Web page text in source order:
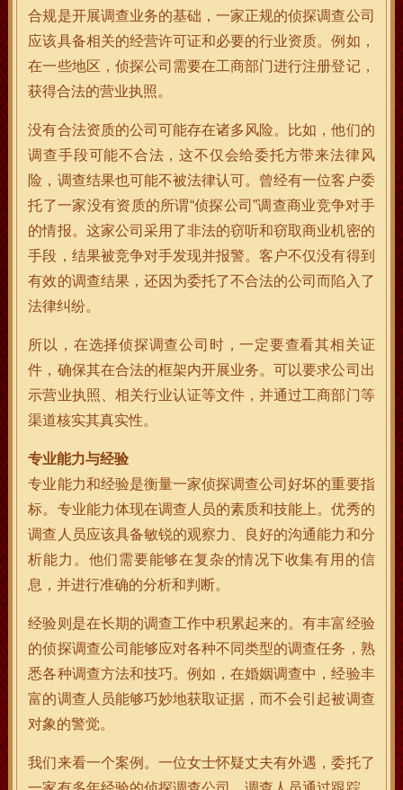
合规是开展调查业务的基础，一家正规的侦探调查公司
应该具备相关的经营许可证和必要的行业资质。例如，
在一些地区，侦探公司需要在工商部门进行注册登记，
获得合法的营业执照。
没有合法资质的公司可能存在诸多风险。比如，他们的
调查手段可能不合法，这不仅会给委托方带来法律风
险，调查结果也可能不被法律认可。曾经有一位客户委
托了一家没有资质的所谓“侦探公司”调查商业竞争对手
的情报。这家公司采用了非法的窃听和窃取商业机密的
手段，结果被竞争对手发现并报警。客户不仅没有得到
有效的调查结果，还因为委托了不合法的公司而陷入了
法律纠纷。
所以，在选择侦探调查公司时，一定要查看其相关证
件，确保其在合法的框架内开展业务。可以要求公司出
示营业执照、相关行业认证等文件，并通过工商部门等
渠道核实其真实性。
专业能力与经验
专业能力和经验是衡量一家侦探调查公司好坏的重要指
标。专业能力体现在调查人员的素质和技能上。优秀的
调查人员应该具备敏锐的观察力、良好的沟通能力和分
析能力。他们需要能够在复杂的情况下收集有用的信
息，并进行准确的分析和判断。
经验则是在长期的调查工作中积累起来的。有丰富经验
的侦探调查公司能够应对各种不同类型的调查任务，熟
悉各种调查方法和技巧。例如，在婚姻调查中，经验丰
富的调查人员能够巧妙地获取证据，而不会引起被调查
对象的警觉。
我们来看一个案例。一位女士怀疑丈夫有外遇，委托了